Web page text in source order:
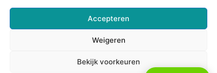
Accepteren
Weigeren
Bekijk voorkeuren